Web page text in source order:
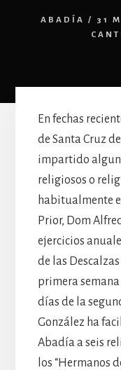
ABADÍA / 31
En fechas
de Santa Cruz
impartido
religiosos o
habitualmente
Prior, Dom
ejercicios
de las
primera semana
días de la
González ha
Abadía a seis
los “Hermanos